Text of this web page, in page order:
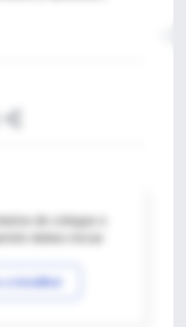
de colegas o
a IntraMed